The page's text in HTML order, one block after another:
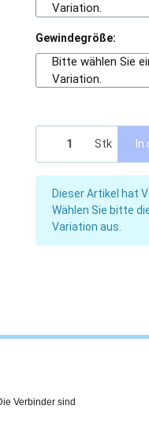
Variation.
Gewindegröße:
Bitte wählen Sie
Variation.
Stk
x
Dieser Artikel hat
Wählen Sie bitte
Variation aus.
Verbinder sind